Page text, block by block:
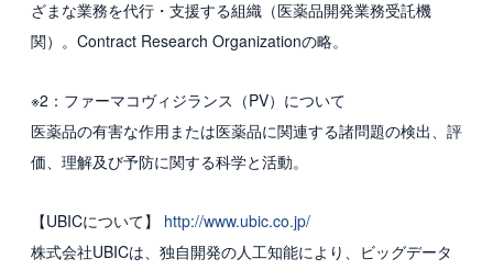
募集職種
グループ会社 採用情報
お問い合わせ
ざまな業務を代行・支援する組織（医薬品開発業務受託機
関）。Contract Research Organizationの略。
※2：ファーマコヴィジランス（PV）について
医薬品の有害な作用または医薬品に関連する諸問題の検出、評
価、理解及び予防に関する科学と活動。
【UBICについて】 http://www.ubic.co.jp/
株式会社UBICは、独自開発の人工知能により、ビッグデータ